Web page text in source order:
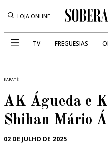
LOJA ONLINE
TV FREGUESIAS
KARATÉ
AK Águeda e
Shihan Mário
02 DE JULHO DE 2025